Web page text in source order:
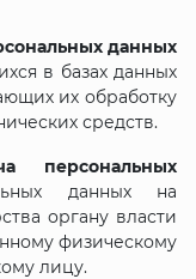
данных
в базах данных
их обработку
средств.
персональных
данных на
органу власти
физическому
лицу.